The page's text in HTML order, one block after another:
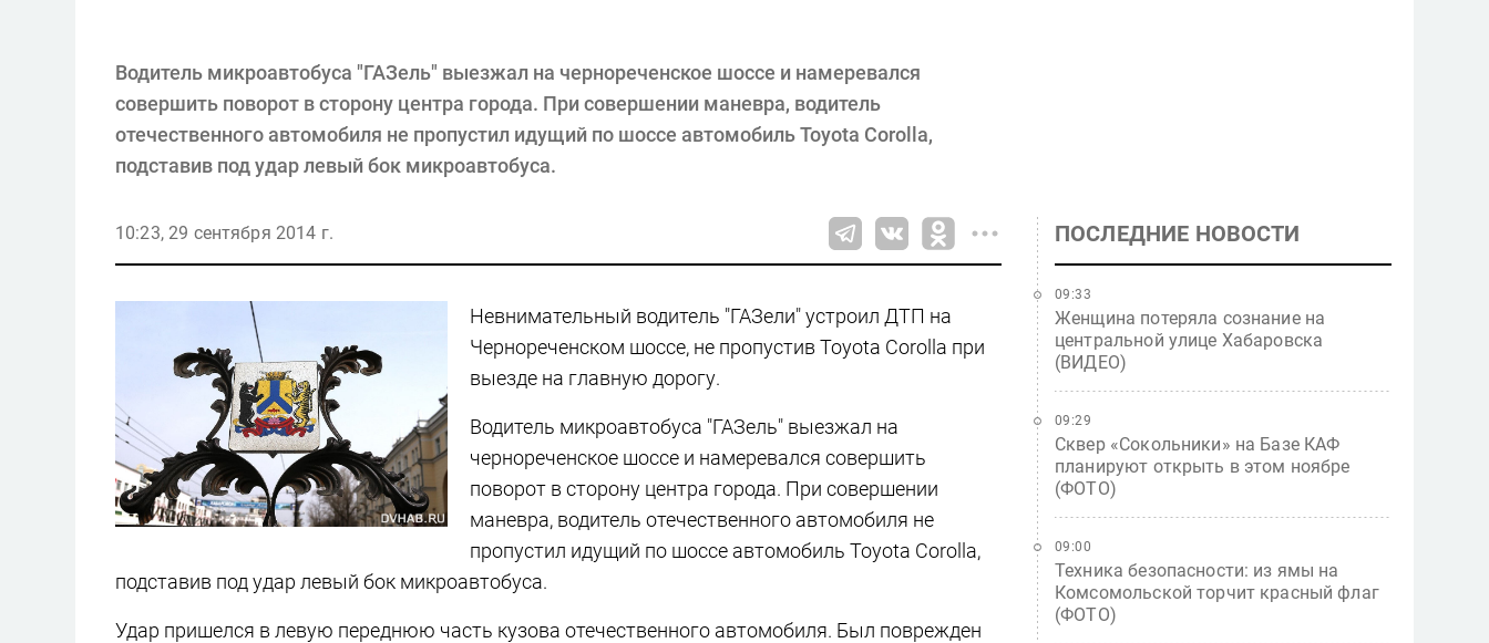
Водитель микроавтобуса "ГАЗель" выезжал на чернореченское шоссе и намеревался
совершить поворот в сторону центра города. При совершении маневра, водитель
отечественного автомобиля не пропустил идущий по шоссе автомобиль Toyota Corolla,
подставив под удар левый бок микроавтобуса.
10:23, 29 сентября 2014 г.
Невнимательный водитель "ГАЗели" устроил ДТП на
Чернореченском шоссе, не пропустив Toyota Corolla при
выезде на главную дорогу.
Водитель микроавтобуса "ГАЗель" выезжал на
чернореченское шоссе и намеревался совершить
поворот в сторону центра города. При совершении
маневра, водитель отечественного автомобиля не
пропустил идущий по шоссе автомобиль Toyota Corolla,
подставив под удар левый бок микроавтобуса.
Удар пришелся в левую переднюю часть кузова отечественного автомобиля. Был поврежден
ПОСЛЕДНИЕ НОВОСТИ
Женщина потеряла сознание на
центральной улице Хабаровска
(ВИДЕО)
09:33
Сквер «Сокольники» на Базе КАФ
планируют открыть в этом ноябре
(ФОТО)
09:29
Техника безопасности: из ямы на
Комсомольской торчит красный флаг
(ФОТО)
09:00